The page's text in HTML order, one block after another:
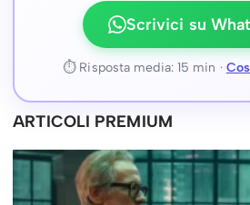
Scrivici su
⏱ Risposta media: 15 min ·
ARTICOLI PREMIUM